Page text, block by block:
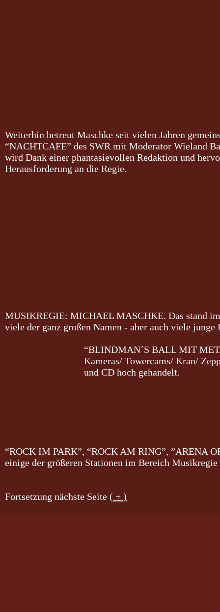
Weiterhin betreut Maschke seit vielen Jahren
“NACHTCAFE” des SWR mit Moderator Wieland
wird Dank einer phantasievollen Redaktion und
Herausforderung an die Regie.
MUSIKREGIE: MICHAEL MASCHKE. Das stand
viele der ganz großen Namen - aber auch viele
“BLINDMAN´S BALL MIT
Kameras/ Towercams/ Kran/
und CD hoch gehandelt.
“ROCK IM PARK”, “ROCK AM RING”, ”ARENA
einige der größeren Stationen im Bereich Musikregie
Fortsetzung nächste Seite ( + )